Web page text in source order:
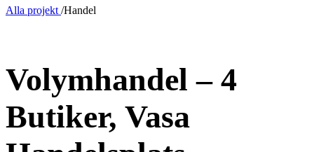
Alla projekt /Handel
Volymhandel – 4
Butiker, Vasa